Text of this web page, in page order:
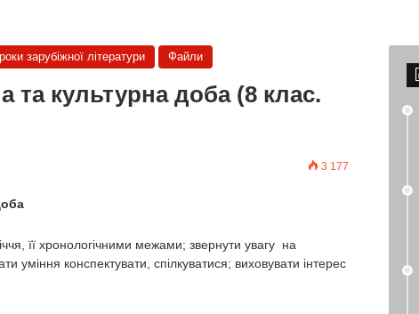
зарубіжної літератури Файли
та культурна доба (8 клас.
3 177
її хронологічними межами; звернути увагу на
уміння конспектувати, спілкуватися; виховувати інтерес